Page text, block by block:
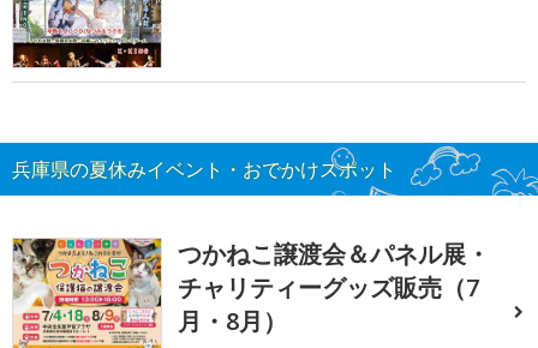
兵庫県の夏休みイベント・おでかけスポット
つかねこ譲渡会＆パネル展・
チャリティーグッズ販売（7
月・8月）